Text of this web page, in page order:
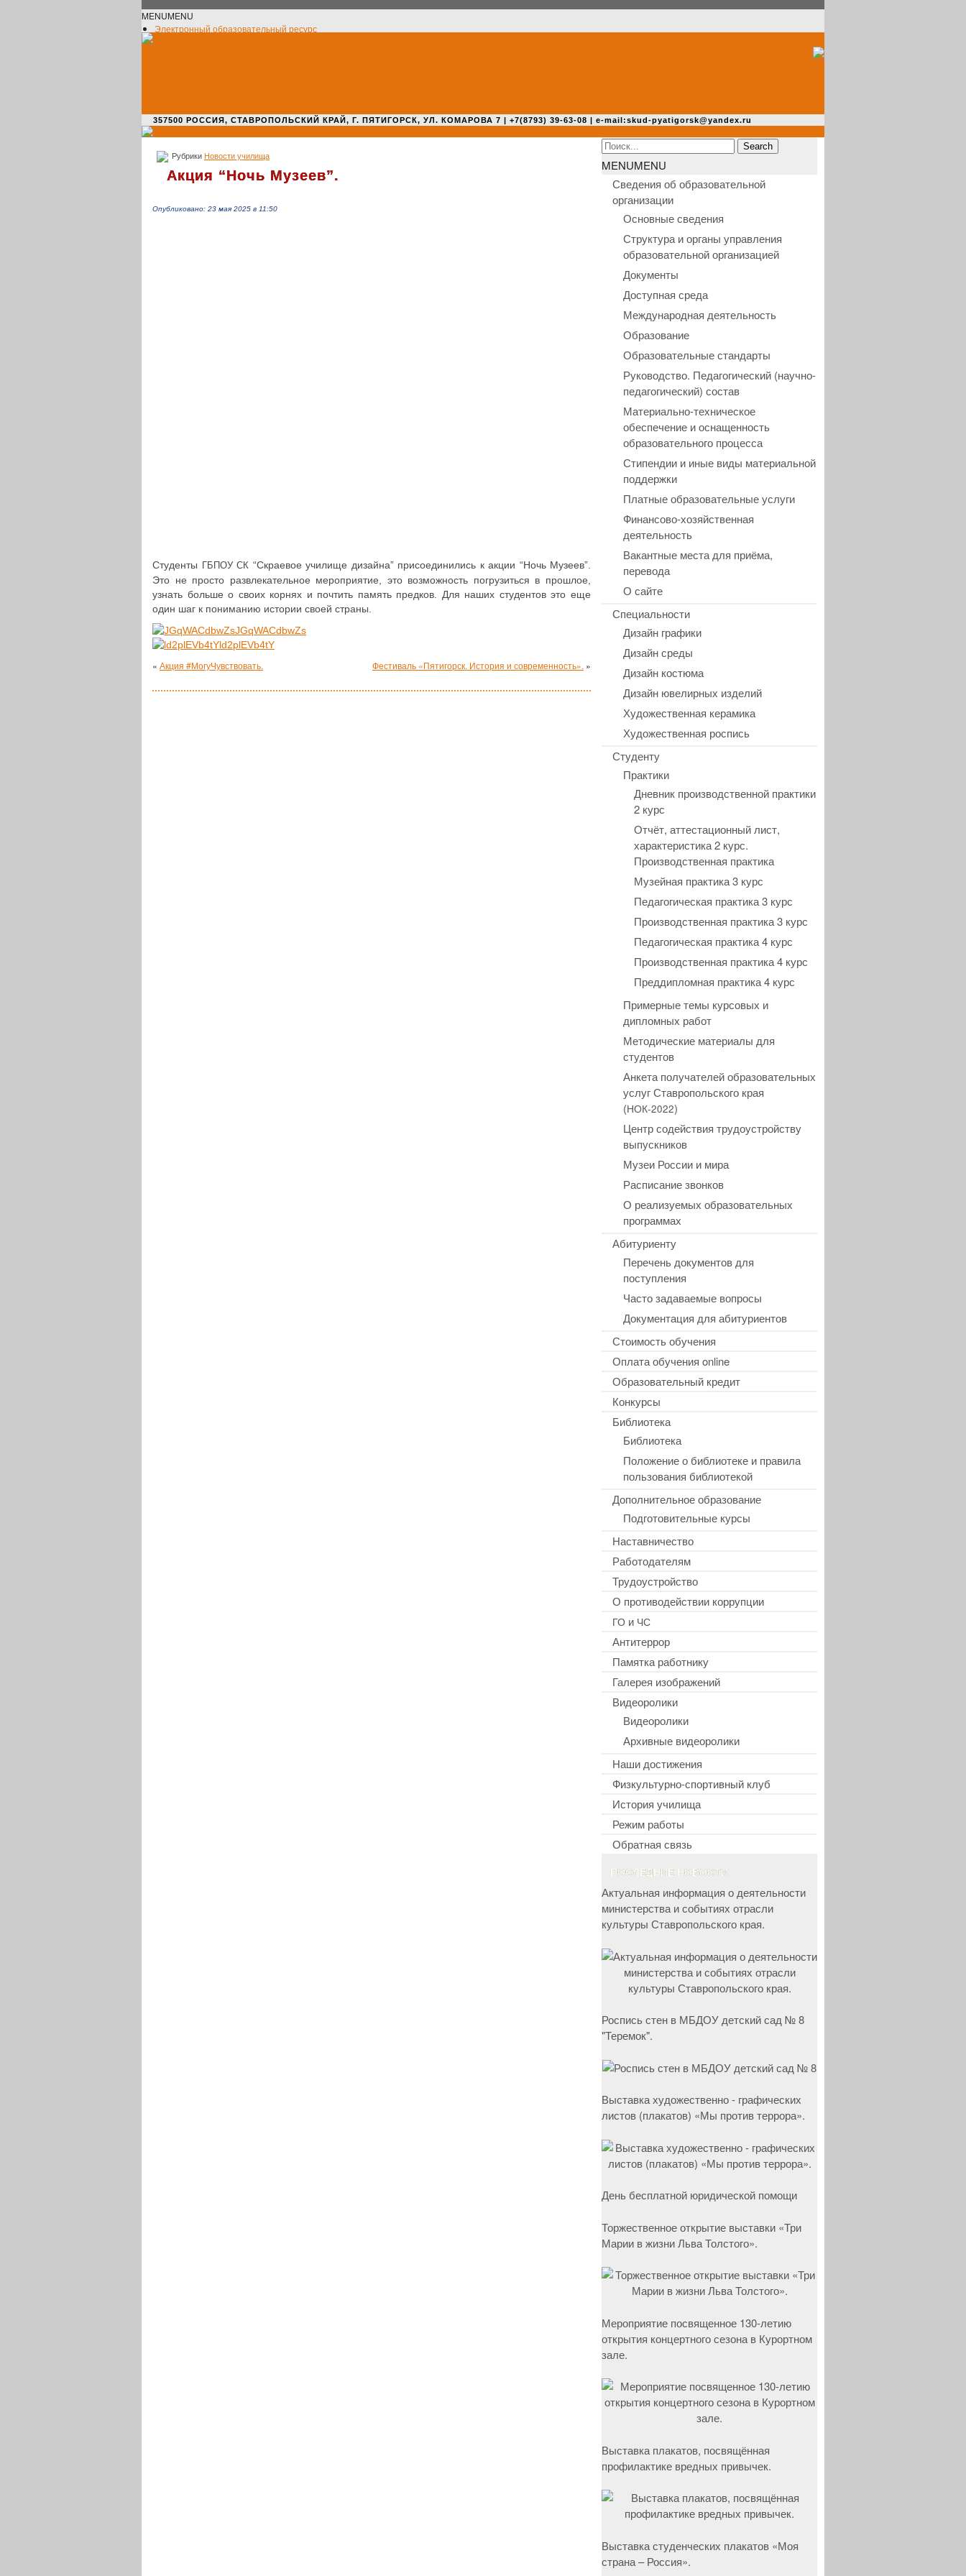
MENUMENU
Электронный образовательный ресурс
357500 РОССИЯ, СТАВРОПОЛЬСКИЙ КРАЙ, Г. ПЯТИГОРСК, УЛ. КОМАРОВА 7 | +7(8793) 39-63-08 | e-mail:skud-pyatigorsk@yandex.ru
Рубрики Новости училища
Акция “Ночь Музеев”.
Опубликовано: 23 мая 2025 в 11:50
Сту­ден­ты ГБПОУ СК “Скра­е­вое училище дизайна” при­со­еди­ни­лись к акции “Ночь Музеев”.
Это не просто раз­вле­ка­тель­ное меро­при­я­тие, это воз­мож­ность погру­зить­ся в прошлое,
узнать больше о своих корнях и почтить память предков. Для наших сту­ден­тов это еще
один шаг к пони­ма­нию истории своей страны.
JGqWACdbwZs
ld2plEVb4tY
« Акция #МогуЧувствовать. Фестиваль «Пятигорск. История и современность». »
Search
for:
MENUMENU
Сведения об образовательной
организации
Основные сведения
Структура и органы управления
образовательной организацией
Документы
Доступная среда
Международная деятельность
Образование
Образовательные стандарты
Руководство. Педагогический (научно-
педагогический) состав
Материально-техническое
обеспечение и оснащенность
образовательного процесса
Стипендии и иные виды материальной
поддержки
Платные образовательные услуги
Финансово-хозяйственная
деятельность
Вакантные места для приёма,
перевода
О сайте
Специальности
Дизайн графики
Дизайн среды
Дизайн костюма
Дизайн ювелирных изделий
Художественная керамика
Художественная роспись
Студенту
Практики
Дневник производственной практики
2 курс
Отчёт, аттестационный лист,
характеристика 2 курс.
Производственная практика
Музейная практика 3 курс
Педагогическая практика 3 курс
Производственная практика 3 курс
Педагогическая практика 4 курс
Производственная практика 4 курс
Преддипломная практика 4 курс
Примерные темы курсовых и
дипломных работ
Методические материалы для
студентов
Анкета получателей образовательных
услуг Ставропольского края
(НОК-2022)
Центр содействия трудоустройству
выпускников
Музеи России и мира
Расписание звонков
О реализуемых образовательных
программах
Абитуриенту
Перечень документов для
поступления
Часто задаваемые вопросы
Документация для абитуриентов
Стоимость обучения
Оплата обучения online
Образовательный кредит
Конкурсы
Библиотека
Библиотека
Положение о библиотеке и правила
пользования библиотекой
Дополнительное образование
Подготовительные курсы
Наставничество
Работодателям
Трудоустройство
О противодействии коррупции
ГО и ЧС
Антитеррор
Памятка работнику
Галерея изображений
Видеоролики
Видеоролики
Архивные видеоролики
Наши достижения
Физкультурно-спортивный клуб
История училища
Режим работы
Обратная связь
ПОСЛЕДНИЕ НОВОСТИ
Актуальная информация о деятельности
министерства и событиях отрасли
культуры Ставропольского края.
Роспись стен в МБДОУ детский сад № 8
"Теремок".
Выставка художественно - графических
листов (плакатов) «Мы против террора».
День бесплатной юридической помощи
Торжественное открытие выставки «Три
Марии в жизни Льва Толстого».
Мероприятие посвященное 130-летию
открытия концертного сезона в Курортном
зале.
Выставка плакатов, посвящённая
профилактике вредных привычек.
Выставка студенческих плакатов «Моя
страна – Россия».